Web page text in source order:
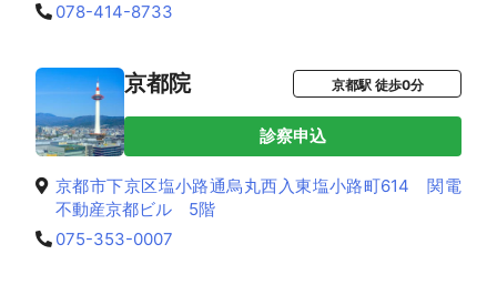
078-414-8733
京都院 京都駅 徒歩0分
診察申込
京都市下京区塩小路通烏丸西入東塩小路町614 関電
不動産京都ビル 5階
075-353-0007